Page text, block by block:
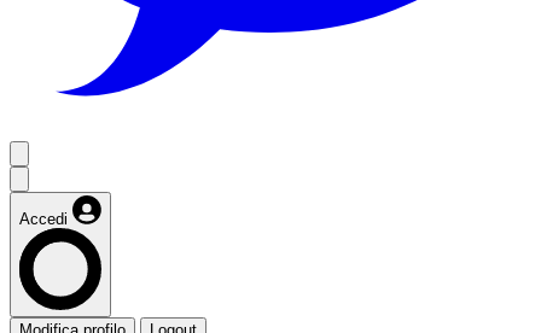
Accedi